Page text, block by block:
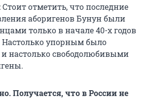
: Стоит отметить, что последние
аборигенов Бунун были
только в начале 40-х годов
Настолько упорным было
настолько свободолюбивыми
Получается, что в России не